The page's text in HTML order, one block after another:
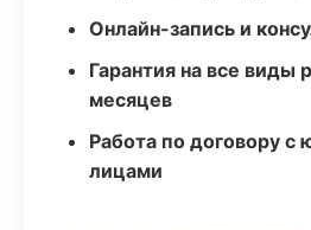
Онлайн-запись и
Гарантия на все виды
месяцев
Работа по договору с
лицами